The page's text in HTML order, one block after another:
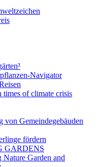
Navigator
times of climate crisis
von Gemeindegebäuden
fördern
GARDENS
Garden and